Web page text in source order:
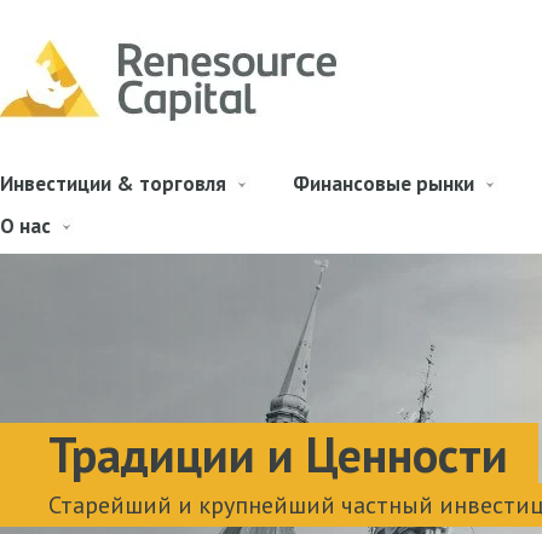
Инвестиции & торговля Финансовые рынки
О нас
Традиции и Ценности
Старейший и крупнейший частный